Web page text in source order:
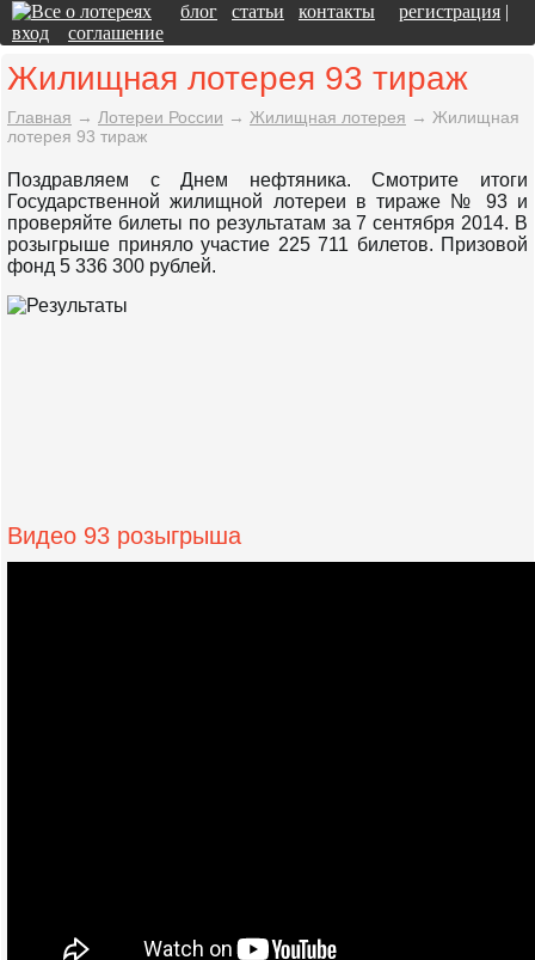
блог статьи контакты регистрация |
вход
соглашение
Жилищная лотерея 93 тираж
Главная → Лотереи России → Жилищная лотерея → Жилищная
лотерея 93 тираж
Поздравляем с Днем нефтяника. Смотрите итоги
Государственной жилищной лотереи в тираже № 93 и
проверяйте билеты по результатам за 7 сентября 2014. В
розыгрыше приняло участие 225 711 билетов. Призовой
фонд 5 336 300 рублей.
Видео 93 розыгрыша